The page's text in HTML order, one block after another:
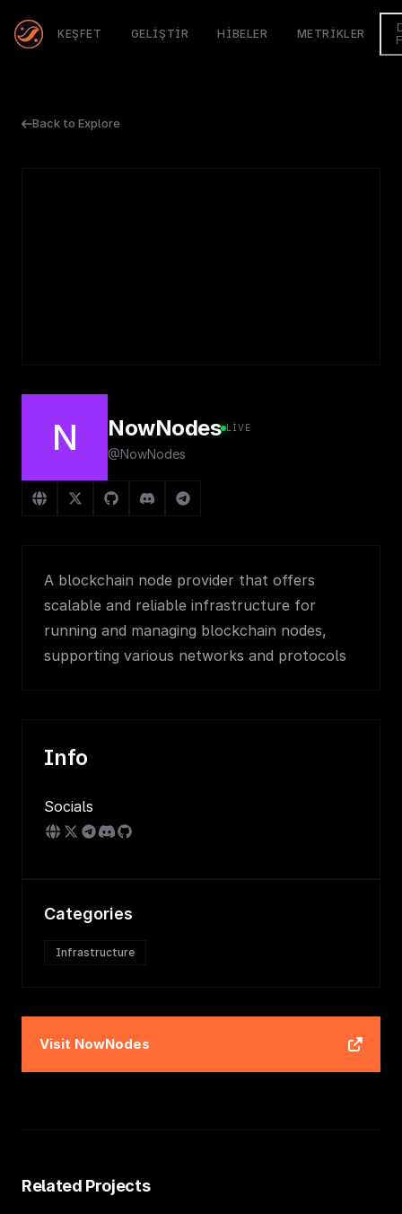
KEŞFET GELIŞTIR HIBELER METRIKLER
Back to Explore
N NowNodes LIVE
@NowNodes
A blockchain node provider that offers
scalable and reliable infrastructure for
running and managing blockchain nodes,
supporting various networks and protocols
Info
Socials
Categories
Infrastructure
Visit NowNodes
Related Projects